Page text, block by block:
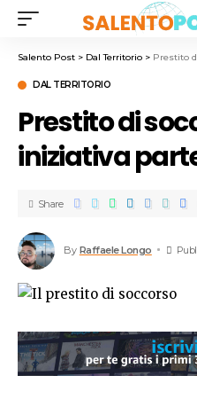
Salento Post > Dal Territorio > Prestito
DAL TERRITORIO
Prestito di
iniziativa
By Raffaele Longo
Share